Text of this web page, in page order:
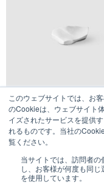
このウェブサイトでは、お
のCookieは、ウェブサイト
イズされたサービスを提供
れるものです。当社の
覧ください。
当サイトでは、訪問者
し、お客様が何度も同
を使用しています。
PERFORMANCE
ロックトレイ(S)